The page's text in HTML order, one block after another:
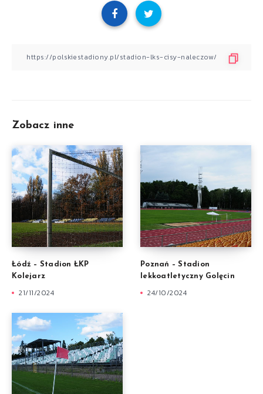
Zobacz inne
Łódź – Stadion ŁKP
Kolejarz
21/11/2024
Poznań – Stadion
lekkoatletyczny Golęcin
24/10/2024